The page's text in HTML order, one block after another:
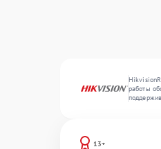
работы
13+